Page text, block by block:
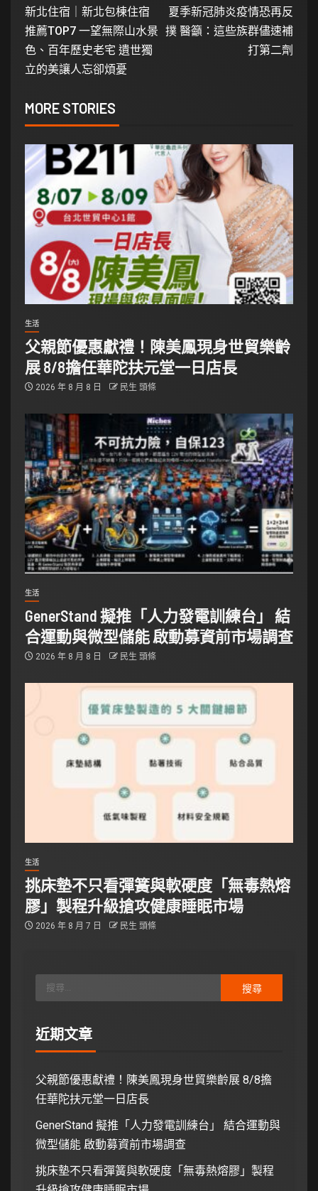
新北住宿｜新北包棟住宿
推薦TOP7 一望無際山水景
色、百年歷史老宅 遺世獨
立的美讓人忘卻煩憂
夏季新冠肺炎疫情恐再反
撲 醫籲：這些族群儘速補
打第二劑
MORE STORIES
生活
父親節優惠獻禮！陳美鳳現身世貿樂齡
展 8/8擔任華陀扶元堂一日店長
2026 年 8 月 8 日 民生 頭條
生活
GenerStand 擬推「人力發電訓練台」 結
合運動與微型儲能 啟動募資前市場調查
2026 年 8 月 8 日 民生 頭條
生活
挑床墊不只看彈簧與軟硬度「無毒熱熔
膠」製程升級搶攻健康睡眠市場
2026 年 8 月 7 日 民生 頭條
近期文章
父親節優惠獻禮！陳美鳳現身世貿樂齡展 8/8擔
任華陀扶元堂一日店長
GenerStand 擬推「人力發電訓練台」 結合運動與
微型儲能 啟動募資前市場調查
挑床墊不只看彈簧與軟硬度「無毒熱熔膠」製程